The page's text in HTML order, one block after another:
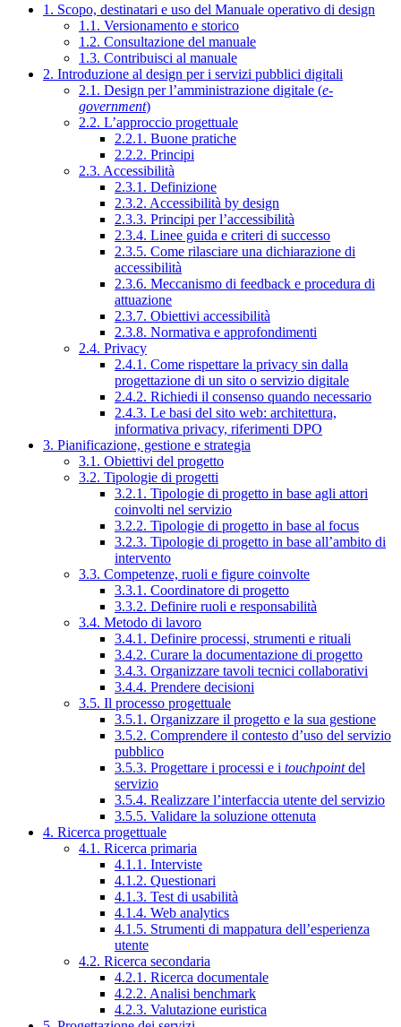
1. Scopo, destinatari e uso del Manuale operativo di design
1.1. Versionamento e storico
1.2. Consultazione del manuale
1.3. Contribuisci al manuale
2. Introduzione al design per i servizi pubblici digitali
2.1. Design per l’amministrazione digitale (e-
government)
2.2. L’approccio progettuale
2.2.1. Buone pratiche
2.2.2. Principi
2.3. Accessibilità
2.3.1. Definizione
2.3.2. Accessibilità by design
2.3.3. Principi per l’accessibilità
2.3.4. Linee guida e criteri di successo
2.3.5. Come rilasciare una dichiarazione di
accessibilità
2.3.6. Meccanismo di feedback e procedura di
attuazione
2.3.7. Obiettivi accessibilità
2.3.8. Normativa e approfondimenti
2.4. Privacy
2.4.1. Come rispettare la privacy sin dalla
progettazione di un sito o servizio digitale
2.4.2. Richiedi il consenso quando necessario
2.4.3. Le basi del sito web: architettura,
informativa privacy, riferimenti DPO
3. Pianificazione, gestione e strategia
3.1. Obiettivi del progetto
3.2. Tipologie di progetti
3.2.1. Tipologie di progetto in base agli attori
coinvolti nel servizio
3.2.2. Tipologie di progetto in base al focus
3.2.3. Tipologie di progetto in base all’ambito di
intervento
3.3. Competenze, ruoli e figure coinvolte
3.3.1. Coordinatore di progetto
3.3.2. Definire ruoli e responsabilità
3.4. Metodo di lavoro
3.4.1. Definire processi, strumenti e rituali
3.4.2. Curare la documentazione di progetto
3.4.3. Organizzare tavoli tecnici collaborativi
3.4.4. Prendere decisioni
3.5. Il processo progettuale
3.5.1. Organizzare il progetto e la sua gestione
3.5.2. Comprendere il contesto d’uso del servizio
pubblico
3.5.3. Progettare i processi e i touchpointdel
servizio
3.5.4. Realizzare l’interfaccia utente del servizio
3.5.5. Validare la soluzione ottenuta
4. Ricerca progettuale
4.1. Ricerca primaria
4.1.1. Interviste
4.1.2. Questionari
4.1.3. Test di usabilità
4.1.4. Web analytics
4.1.5. Strumenti di mappatura dell’esperienza
utente
4.2. Ricerca secondaria
4.2.1. Ricerca documentale
4.2.2. Analisi benchmark
4.2.3. Valutazione euristica